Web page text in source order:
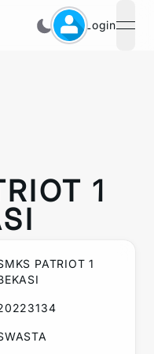
Login
1
PATRIOT 1